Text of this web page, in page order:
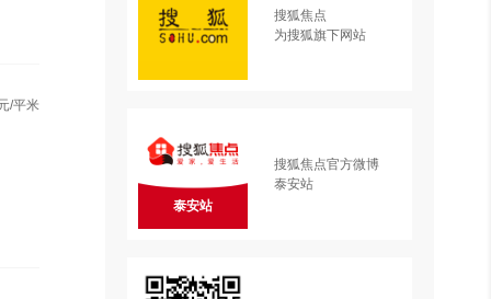
/平米
搜狐焦点
为搜狐旗下网站
泰安站
搜狐焦点官方微博
泰安站